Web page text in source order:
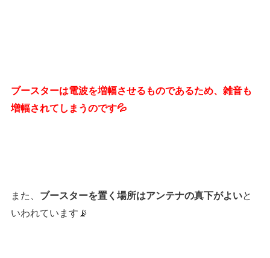
ブースターは電波を増幅させるものであるため、雑音も
増幅されてしまうのです💦
また、 ブースターを置く場所はアンテナの真下がよいと
いわれています📡